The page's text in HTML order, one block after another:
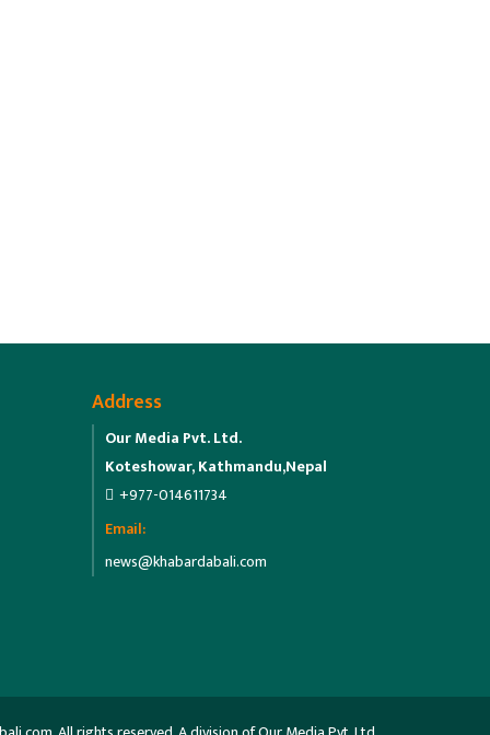
Address
Our Media Pvt. Ltd.
Koteshowar, Kathmandu,Nepal
+977-014611734
Email:
news@khabardabali.com